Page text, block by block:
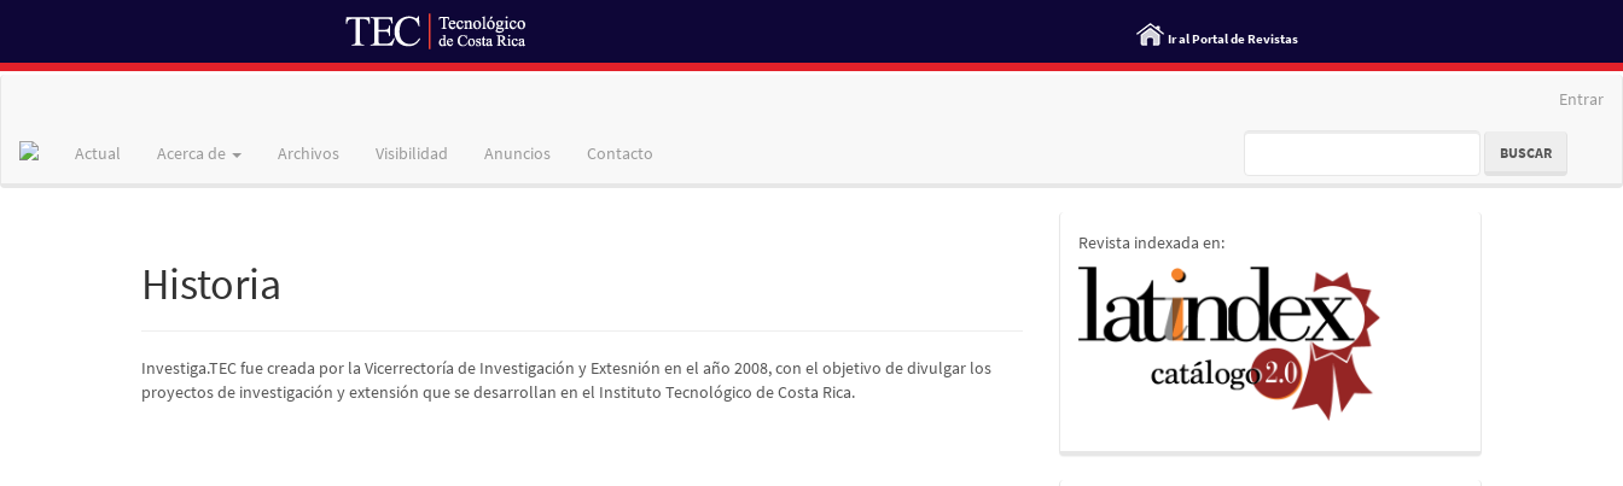
Ir al Portal de Revistas
principal
Entrar
Actual Acerca de Archivos Visibilidad Anuncios Contacto BUSCAR
Historia
Investiga.TEC fue creada por la Vicerrectoría de Investigación y Extesnión en el año 2008, con el objetivo de divulgar los
proyectos de investigación y extensión que se desarrollan en el Instituto Tecnológico de Costa Rica.
indices
Revista indexada en: